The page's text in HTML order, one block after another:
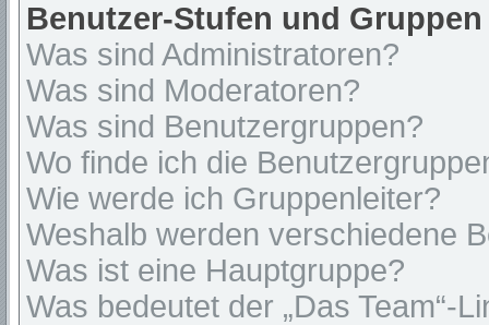
Benutzer-Stufen und Gruppen
Was sind Administratoren?
Was sind Moderatoren?
Was sind Benutzergruppen?
Wo finde ich die
Wie werde ich Gruppenleiter?
Weshalb werden verschiedene
Was ist eine Hauptgruppe?
Was bedeutet der „Das Team“-